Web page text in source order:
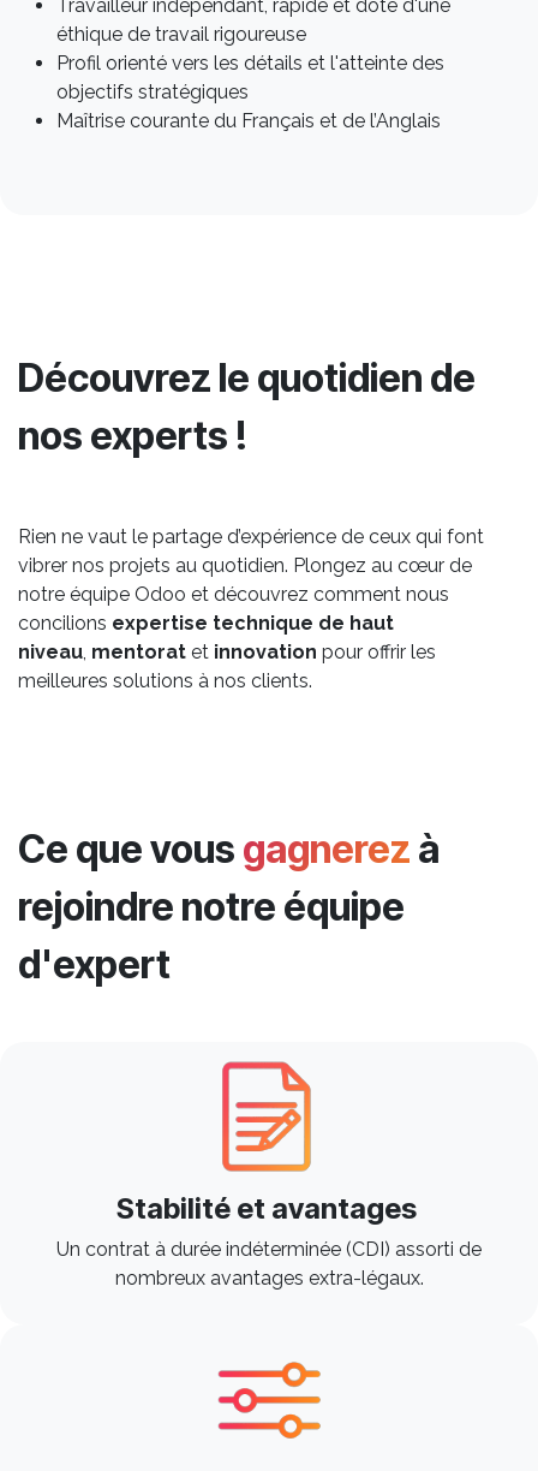
Travailleur indépendant, rapide et doté d'une
éthique de travail rigoureuse
Profil orienté vers les détails et l'atteinte des
objectifs stratégiques
Maîtrise courante du Français et de l’Anglais
Découvrez le quotidien de
nos experts !
Rien ne vaut le partage d’expérience de ceux qui font
vibrer nos projets au quotidien. Plongez au cœur de
notre équipe Odoo et découvrez comment nous
concilions expertise technique de haut
niveau, mentorat et innovation pour offrir les
meilleures solutions à nos clients.
Ce que vous gagnerez à
rejoindre notre équipe
d'expert
Stabilité et avantages
Un contrat à durée indéterminée (CDI) assorti de
nombreux avantages extra-légaux.